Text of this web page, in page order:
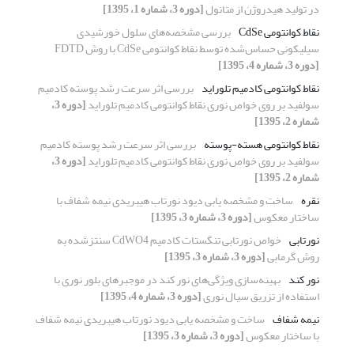
در تولید هیدروژن از متانول[دوره 3، شماره 1، 1395]
نقاط کوانتومی CdSe
بررسی مشخصه‌های سلول خورشیدی
سیلیکونی حساس‌شده توسط نقاط کوانتومی CdSe با روش FDTD
[دوره 3، شماره 4، 1395]
نقاط کوانتومی کادمیم تلوراید بررسی اثر سرعت رشد پوسته کادمیم
سولفید بر روی خواص نوری نقاط کوانتومی کادمیم تلوراید [دوره 3،
شماره 2، 1395]
نقاط کوانتومی هسته-پوسته بررسی اثر سرعت رشد پوسته کادمیم
سولفید بر روی خواص نوری نقاط کوانتومی کادمیم تلوراید [دوره 3،
شماره 2، 1395]
نقره ساخت و مشخصه یابی دیود نورتاب هیبریدی نیمه‌ شفاف با
ساختار معکوس[دوره 3، شماره 3، 1395]
نورتابی
خواص نورتابی تنگستات کادمیم CdWO4 سنتزشده به
روش گرمابی[دوره 3، شماره 3، 1395]
نور کند بهینه‌سازی ویژگی‌های نور کند در موجبرهای بلور نوری با
استفاده از تزریق سیال نوری[دوره 3، شماره 4، 1395]
نیمه شفاف ساخت و مشخصه یابی دیود نورتاب هیبریدی نیمه‌ شفاف
با ساختار معکوس[دوره 3، شماره 3، 1395]